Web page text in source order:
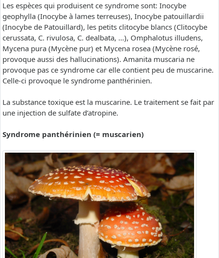
Les espèces qui produisent ce syndrome sont: Inocybe
geophylla (Inocybe à lames terreuses), Inocybe patouillardii
(Inocybe de Patouillard), les petits clitocybe blancs (Clitocybe
cerussata, C. rivulosa, C. dealbata, …), Omphalotus illudens,
Mycena pura (Mycène pur) et Mycena rosea (Mycène rosé,
provoque aussi des hallucinations). Amanita muscaria ne
provoque pas ce syndrome car elle contient peu de muscarine.
Celle-ci provoque le syndrome panthérinien.
La substance toxique est la muscarine. Le traitement se fait par
une injection de sulfate d’atropine.
Syndrome panthérinien (= muscarien)